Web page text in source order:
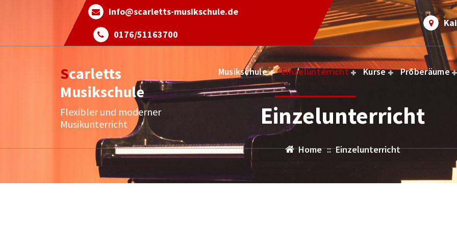
info@scarletts-musikschule.de
0176/51163700
Scarletts
Musikschule
Flexibler und moderner
Musikunterricht
Musikschule Einzelunterricht Kurse Proberäume
Einzelunterricht
Home :: Einzelunterricht